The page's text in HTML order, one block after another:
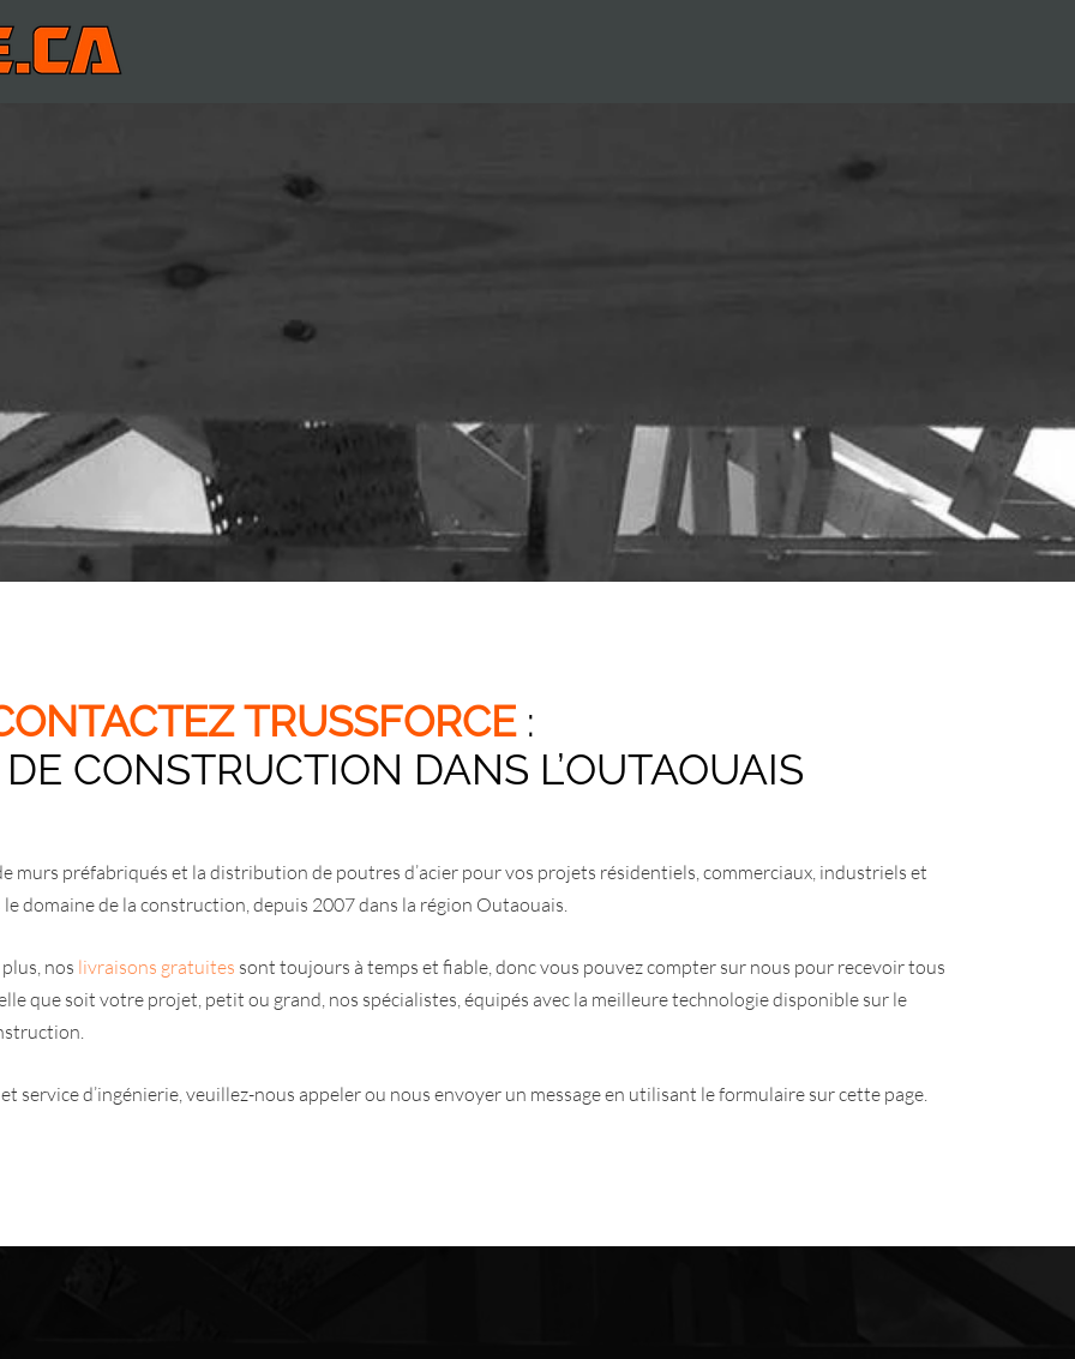
TRUSSFORCE :
CONSTRUCTION DANS L’OUTAOUAIS
murs préfabriqués et la distribution de poutres d’acier pour vos projets résidentiels, commerciaux, industriels et
domaine de la construction, depuis 2007 dans la région Outaouais.
nos livraisons gratuites sont toujours à temps et fiable, donc vous pouvez compter sur nous pour recevoir tous
que soit votre projet, petit ou grand, nos spécialistes, équipés avec la meilleure technologie disponible sur le
d’ingénierie, veuillez-nous appeler ou nous envoyer un message en utilisant le formulaire sur cette page.